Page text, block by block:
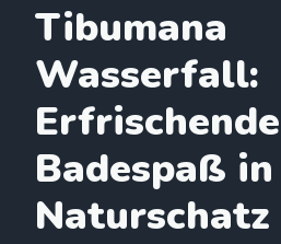
Tibumana
Wasserfall:
Badespaß
Naturschatz